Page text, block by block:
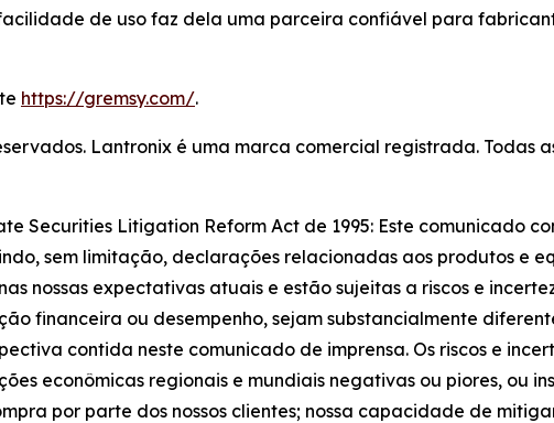
de uso faz dela uma parceira confiável para
https://gremsy.com/.
Lantronix é uma marca comercial registrada. Todas
Securities Litigation Reform Act de 1995: Este comunicado
sem limitação, declarações relacionadas aos produtos e
nossas expectativas atuais e estão sujeitas a riscos e
financeira ou desempenho, sejam substancialmente
contida neste comunicado de imprensa. Os riscos e
econômicas regionais e mundiais negativas ou piores, ou
por parte dos nossos clientes; nossa capacidade de